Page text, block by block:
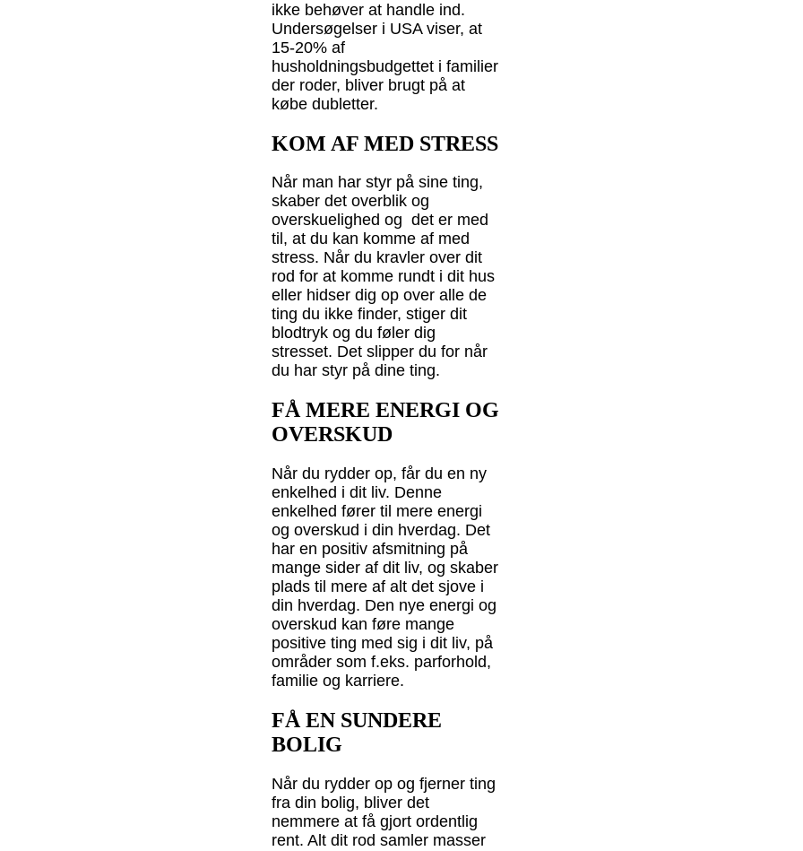
ikke behøver at handle ind.
Undersøgelser i USA viser, at
15-20% af
husholdningsbudgettet i familier
der roder, bliver brugt på at
købe dubletter.
KOM AF MED STRESS
Når man har styr på sine ting,
skaber det overblik og
overskuelighed og det er med
til, at du kan komme af med
stress. Når du kravler over dit
rod for at komme rundt i dit hus
eller hidser dig op over alle de
ting du ikke finder, stiger dit
blodtryk og du føler dig
stresset. Det slipper du for når
du har styr på dine ting.
FÅ MERE ENERGI OG
OVERSKUD
Når du rydder op, får du en ny
enkelhed i dit liv. Denne
enkelhed fører til mere energi
og overskud i din hverdag. Det
har en positiv afsmitning på
mange sider af dit liv, og skaber
plads til mere af alt det sjove i
din hverdag. Den nye energi og
overskud kan føre mange
positive ting med sig i dit liv, på
områder som f.eks. parforhold,
familie og karriere.
FÅ EN SUNDERE
BOLIG
Når du rydder op og fjerner ting
fra din bolig, bliver det
nemmere at få gjort ordentlig
rent. Alt dit rod samler masser